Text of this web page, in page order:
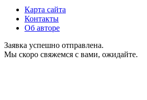
Карта сайта
Контакты
Об авторе
Заявка успешно отправлена.
Мы скоро свяжемся с вами, ожидайте.